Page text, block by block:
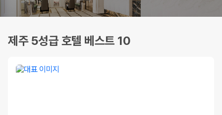
제주 5성급 호텔 베스트 10